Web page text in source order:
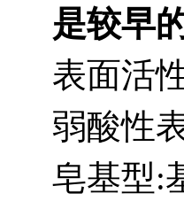
是较早
表面活
弱酸性
皂基型: